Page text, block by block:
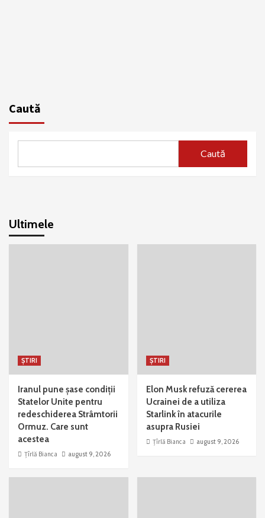
Caută
Caută
Ultimele
ȘTIRI
Iranul pune șase condiții
Statelor Unite pentru
redeschiderea Strâmtorii
Ormuz. Care sunt
acestea
Țîrlă Bianca august 9, 2026
ȘTIRI
Elon Musk refuză cererea
Ucrainei de a utiliza
Starlink în atacurile
asupra Rusiei
Țîrlă Bianca august 9, 2026